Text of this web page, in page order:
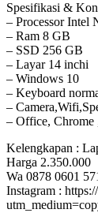
Spesifikasi &
– Processor Intel
– Ram 8 GB
– SSD 256 GB
– Layar 14 inchi
– Windows 10
– Keyboard
–
– Office, Chrome
Kelengkapan :
Harga 2.350.000
Wa 0878 0601
Instagram :